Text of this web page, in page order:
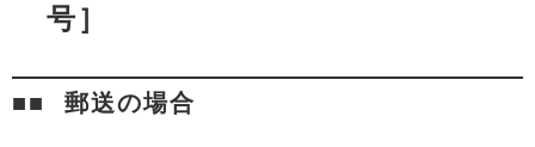
号］
郵送の場合